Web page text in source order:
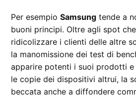
Per esempioSamsung tende a
buoni principi. Oltre agli spot
ridicolizzare i clienti delle altre
la manomissione dei test di
apparire potenti i suoi prodotti e
le copie dei dispositivi altrui, la
beccata anche a diffondere